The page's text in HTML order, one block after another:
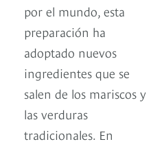
por el mundo, esta
preparación ha
adoptado nuevos
ingredientes que se
salen de los mariscos y
las verduras
tradicionales. En